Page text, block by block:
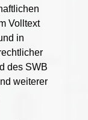
Volltext
in
des SWB
weiterer